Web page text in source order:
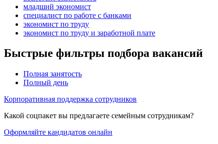
младший экономист
специалист по работе с банками
экономист по труду
экономист по труду и заработной плате
Быстрые фильтры подбора вакансий
Полная занятость
Полный день
Корпоративная поддержка сотрудников
Какой соцпакет вы предлагаете семейным сотрудникам?
Оформляйте кандидатов онлайн